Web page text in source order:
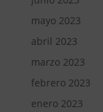
mayo 2023
abril 2023
marzo 2023
febrero 2023
enero 2023